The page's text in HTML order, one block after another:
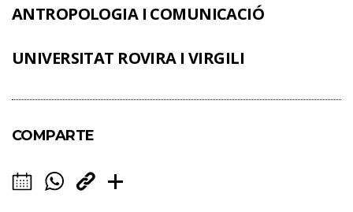
ANTROPOLOGIA I COMUNICACIÓ
UNIVERSITAT ROVIRA I VIRGILI
COMPARTE